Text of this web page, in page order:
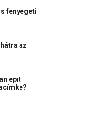
fenyegeti
az
épít